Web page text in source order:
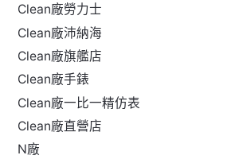
Clean廠勞力士
Clean廠沛納海
Clean廠旗艦店
Clean廠手錶
Clean廠一比一精仿表
Clean廠直營店
N廠